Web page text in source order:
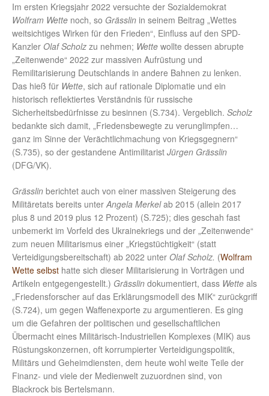
Im ersten Kriegsjahr 2022 versuchte der Sozialdemokrat
Wolfram Wette noch, so Grässlin in seinem Beitrag „Wettes
weitsichtiges Wirken für den Frieden“, Einfluss auf den SPD-
Kanzler Olaf Scholz zu nehmen; Wette wollte dessen abrupte
„Zeitenwende“ 2022 zur massiven Aufrüstung und
Remilitarisierung Deutschlands in andere Bahnen zu lenken.
Das hieß für Wette, sich auf rationale Diplomatie und ein
historisch reflektiertes Verständnis für russische
Sicherheitsbedürfnisse zu besinnen (S.734). Vergeblich. Scholz
bedankte sich damit, „Friedensbewegte zu verunglimpfen…
ganz im Sinne der Verächtlichmachung von Kriegsgegnern“
(S.735), so der gestandene Antimilitarist Jürgen Grässlin
(DFG/VK).
Grässlin berichtet auch von einer massiven Steigerung des
Militäretats bereits unterAngela Merkelab 2015 (allein 2017
plus 8 und 2019 plus 12 Prozent) (S.725); dies geschah fast
unbemerkt im Vorfeld des Ukrainekriegs und der „Zeitenwende“
zum neuen Militarismus einer „Kriegstüchtigkeit“ (statt
Verteidigungsbereitschaft) ab 2022 unter Olaf Scholz. (Wolfram
Wette selbst hatte sich dieser Militarisierung in Vorträgen und
Artikeln entgegengestellt.) Grässlin dokumentiert, dass Wette als
„Friedensforscher auf das Erklärungsmodell des MIK“ zurückgriff
(S.724), um gegen Waffenexporte zu argumentieren. Es ging
um die Gefahren der politischen und gesellschaftlichen
Übermacht eines Militärisch-Industriellen Komplexes (MIK) aus
Rüstungskonzernen, oft korrumpierter Verteidigungspolitik,
Militärs und Geheimdiensten, dem heute wohl weite Teile der
Finanz- und viele der Medienwelt zuzuordnen sind, von
Blackrock bis Bertelsmann.